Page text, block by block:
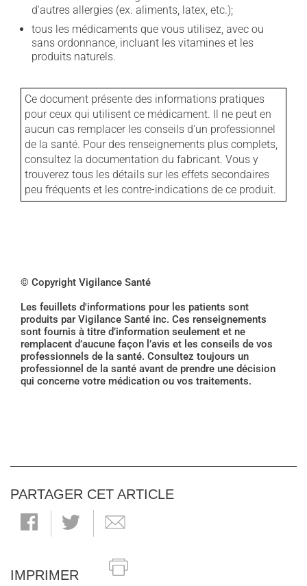
d'autres allergies (ex. aliments, latex, etc.);
tous les médicaments que vous utilisez, avec ou
sans ordonnance, incluant les vitamines et les
produits naturels.
Ce document présente des informations pratiques
pour ceux qui utilisent ce médicament. Il ne peut en
aucun cas remplacer les conseils d'un professionnel
de la santé. Pour des renseignements plus complets,
consultez la documentation du fabricant. Vous y
trouverez tous les détails sur les effets secondaires
peu fréquents et les contre-indications de ce produit.
© Copyright Vigilance Santé
Les feuillets d'informations pour les patients sont
produits par Vigilance Santé inc. Ces renseignements
sont fournis à titre d’information seulement et ne
remplacent d’aucune façon l’avis et les conseils de vos
professionnels de la santé. Consultez toujours un
professionnel de la santé avant de prendre une décision
qui concerne votre médication ou vos traitements.
PARTAGER CET ARTICLE
IMPRIMER